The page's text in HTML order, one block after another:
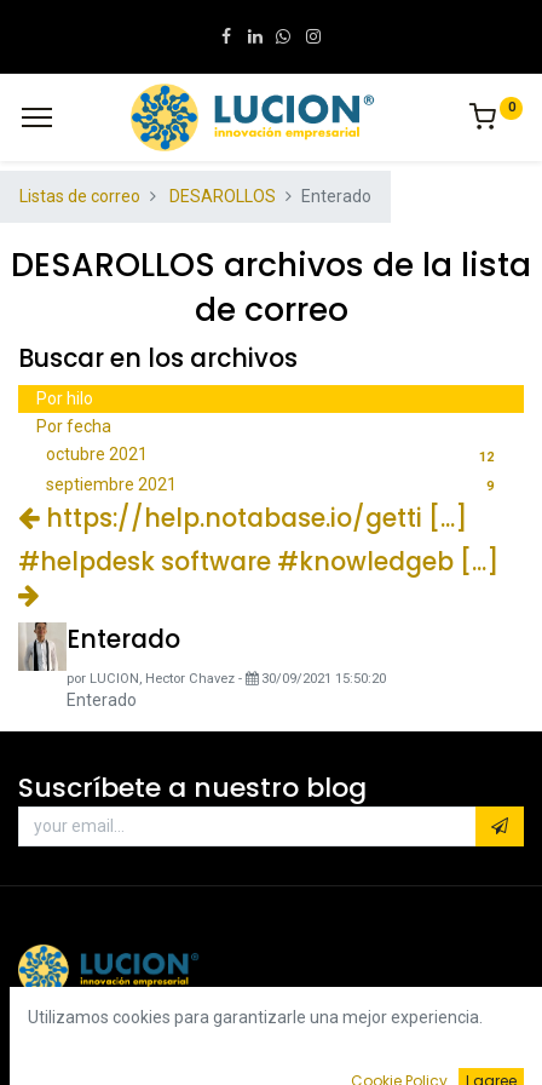
0
Listas de correo DESAROLLOS Enterado
DESAROLLOS archivos de la lista
de correo
Buscar en los archivos
Por hilo
Por fecha
octubre 2021
12
septiembre 2021 9
https://help.notabase.io/getti [...]
#helpdesk software #knowledgeb [...]
Enterado
por LUCION, Hector Chavez - 30/09/2021 15:50:20
Enterado
Suscríbete a nuestro blog
Utilizamos cookies para garantizarle una mejor experiencia.
Cookie Policy I agree